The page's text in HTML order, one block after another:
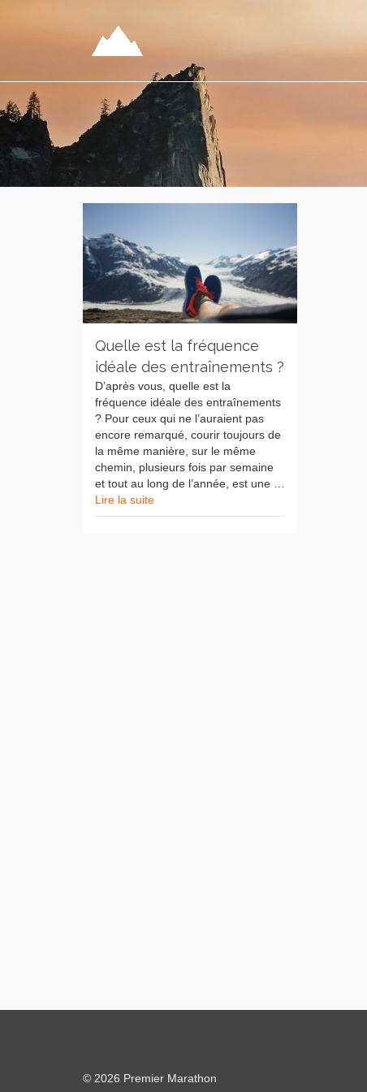
Quelle est la fréquence
idéale des entraînements ?
D’après vous, quelle est la
fréquence idéale des entraînements
? Pour ceux qui ne l’auraient pas
encore remarqué, courir toujours de
la même manière, sur le même
chemin, plusieurs fois par semaine
et tout au long de l’année, est une …
Lire la suite
© 2026 Premier Marathon